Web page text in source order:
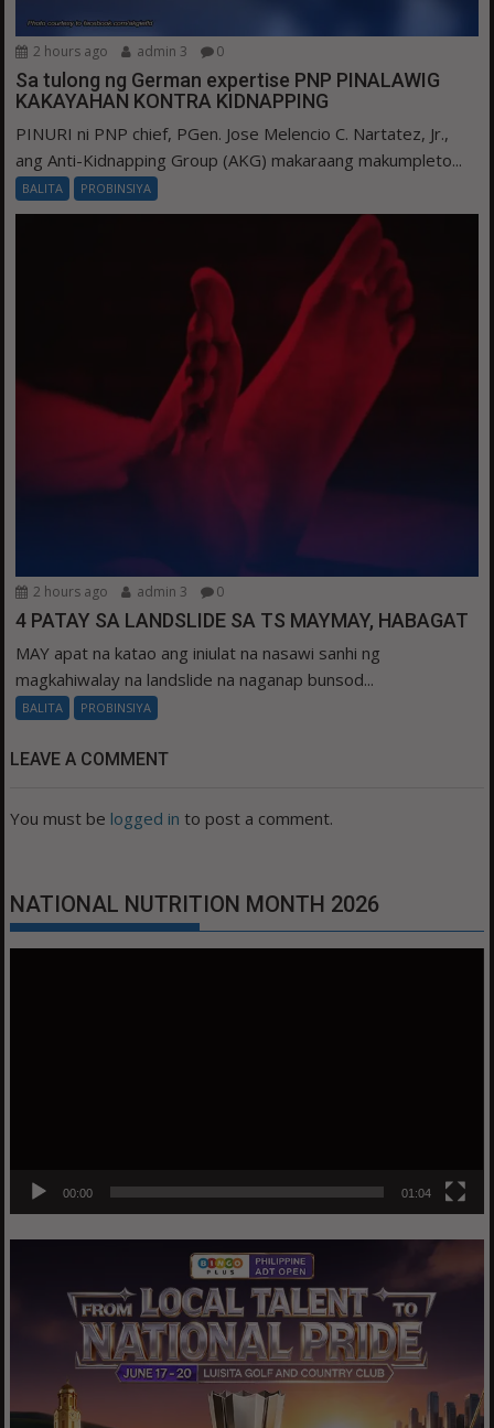
2 hours ago admin 3 0
Sa tulong ng German expertise PNP PINALAWIG
KAKAYAHAN KONTRA KIDNAPPING
PINURI ni PNP chief, PGen. Jose Melencio C. Nartatez, Jr.,
ang Anti-Kidnapping Group (AKG) makaraang makumpleto...
BALITA PROBINSIYA
2 hours ago admin 3 0
4 PATAY SA LANDSLIDE SA TS MAYMAY, HABAGAT
MAY apat na katao ang iniulat na nasawi sanhi ng
magkahiwalay na landslide na naganap bunsod...
BALITA PROBINSIYA
LEAVE A COMMENT
You must be logged in to post a comment.
NATIONAL NUTRITION MONTH 2026
00:00 01:04